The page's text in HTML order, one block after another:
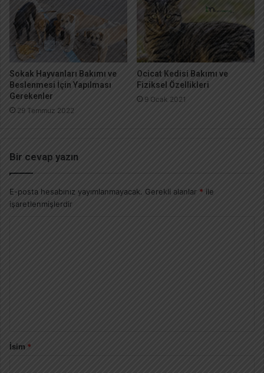
Sokak Hayvanları Bakımı ve
Beslenmesi İçin Yapılması
Gerekenler
29 Temmuz 2022
Ocicat Kedisi Bakımı ve
Fiziksel Özellikleri
9 Ocak 2021
Bir cevap yazın
E-posta hesabınız yayımlanmayacak. Gerekli alanlar * ile
işaretlenmişlerdir
İsim *